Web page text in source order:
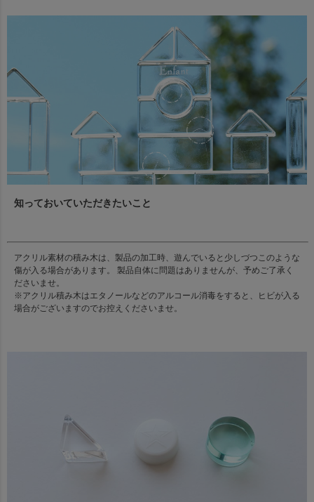
知っておいていただきたいこと
アクリル素材の積み木は、製品の加工時、遊んでいると少しづつこのような
傷が入る場合があります。 製品自体に問題はありませんが、予めご了承く
ださいませ。
※アクリル積み木はエタノールなどのアルコール消毒をすると、ヒビが入る
場合がございますのでお控えくださいませ。